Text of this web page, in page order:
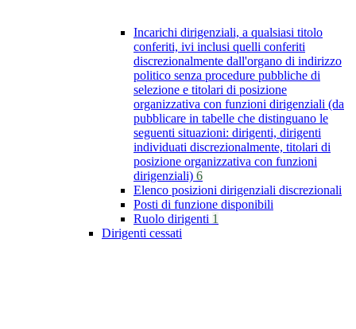
Incarichi dirigenziali, a qualsiasi titolo
conferiti, ivi inclusi quelli conferiti
discrezionalmente dall'organo di indirizzo
politico senza procedure pubbliche di
selezione e titolari di posizione
organizzativa con funzioni dirigenziali (da
pubblicare in tabelle che distinguano le
seguenti situazioni: dirigenti, dirigenti
individuati discrezionalmente, titolari di
posizione organizzativa con funzioni
dirigenziali) 6
Elenco posizioni dirigenziali discrezionali
Posti di funzione disponibili
Ruolo dirigenti 1
Dirigenti cessati